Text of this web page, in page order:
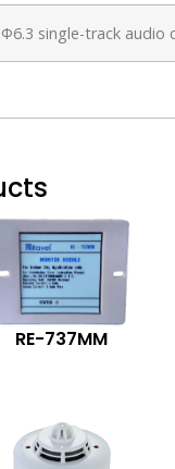
single-track audio
RE-737MM